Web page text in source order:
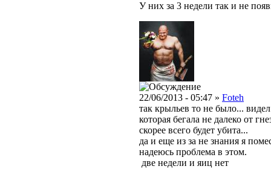
У них за 3 недели так и не
22/06/2013 - 05:47 » Foteh
так крыльев то не было...
которая бегала не далеко от
скорее всего будет убита...
да и еще из за не знания я
надеюсь проблема в этом.
две недели и яиц нет